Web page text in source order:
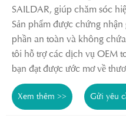
SAILDAR, giúp chăm sóc
Sản phẩm được chứng
phần an toàn và không
tôi hỗ trợ các dịch vụ OEM
bạn đạt được ước mơ về
Xem thêm >> Gửi yêu